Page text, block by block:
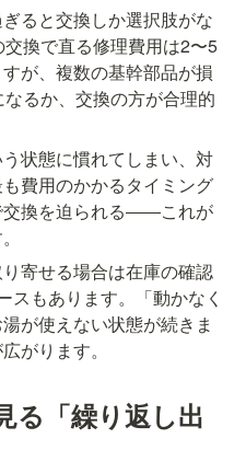
ると交換しか選択肢がな
換で直る修理費用は2〜5
が、複数の基幹部品が損
るか、交換の方が合理的
状態に慣れてしまい、対
費用のかかるタイミング
交換を迫られる――これが
寄せる場合は在庫の確認
スもあります。「動かなく
が使えない状態が続きま
がります。
る「繰り返し出